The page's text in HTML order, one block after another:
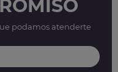
podamos atenderte